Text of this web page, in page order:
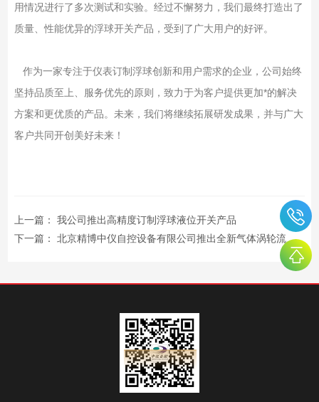
用情况进行了多次测试和实验。经过不懈努力，我们最终打造出了
质量、性能优异的浮球开关产品，受到了广大用户的好评。
作为一家专注于仪表订制浮球创新和用户需求的企业，公司始终
坚持品质至上、服务优先的原则，致力于为客户提供更加*的解决
方案和更优质的产品。未来，我们将继续拓展研发成果，并与广大
客户共同开创美好未来！
上一篇： 我公司推出高精度订制浮球液位开关产品
下一篇： 北京精博中仪自控设备有限公司推出全新气体涡轮流量计